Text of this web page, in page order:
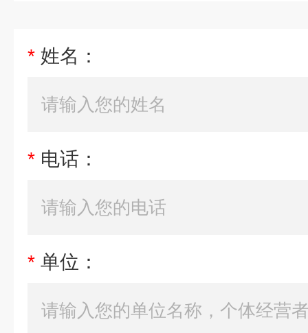
* 姓名：
* 电话：
* 单位：